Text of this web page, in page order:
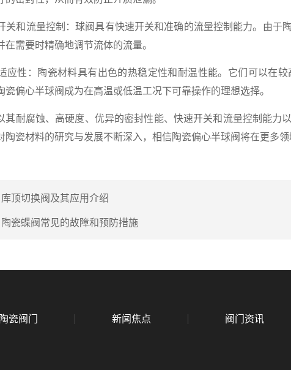
和流量控制：球阀具有快速开关和准确的流量控制能力。由于
在需要时精确地调节流体的流量。
性：陶瓷材料具有出色的热稳定性和耐温性能。它们可以在较
瓷偏心半球阀成为在高温或低温工况下可靠操作的理想选择。
腐蚀、高硬度、优异的密封性能、快速开关和流量控制能力
陶瓷材料的研究与发展不断深入，相信陶瓷偏心半球阀将在更多领
库顶切换阀及其应用介绍
陶瓷蝶阀常见的故障和预防措施
陶瓷阀门 新闻焦点 阀门资讯